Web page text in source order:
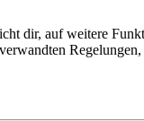
dir, auf weitere